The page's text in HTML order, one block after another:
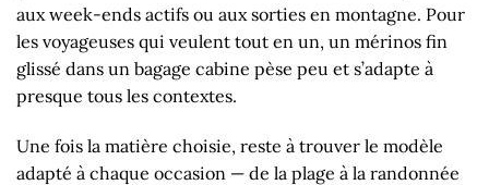
aux week-ends actifs ou aux sorties en montagne. Pour
les voyageuses qui veulent tout en un, un mérinos fin
glissé dans un bagage cabine pèse peu et s’adapte à
presque tous les contextes.
Une fois la matière choisie, reste à trouver le modèle
adapté à chaque occasion — de la plage à la randonnée